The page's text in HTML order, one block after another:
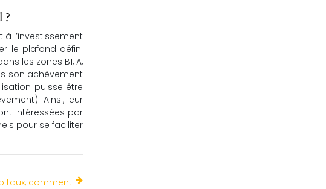
?
l’investissement
le plafond défini
les zones B1, A,
son achèvement
puisse être
Ainsi, leur
intéressées par
pour se faciliter
taux, comment